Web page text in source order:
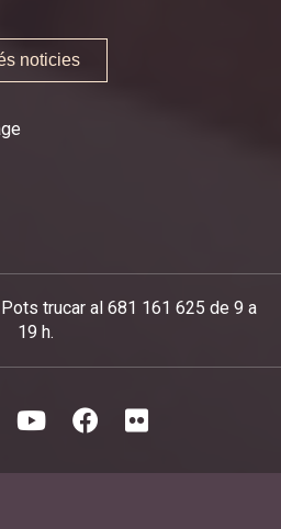
noticies
trucar al 681 161 625 de 9 a
19 h.